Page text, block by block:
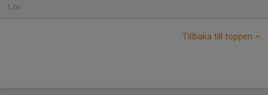
Lör
Tillbaka till toppen